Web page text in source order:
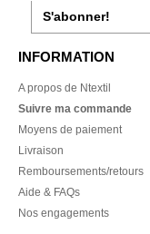
S'abonner!
INFORMATION
A propos de Ntextil
Suivre ma commande
Moyens de paiement
Livraison
Remboursements/retours
Aide & FAQs
Nos engagements